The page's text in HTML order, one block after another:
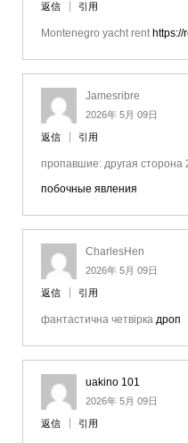
返信 引用
Montenegro yacht rent https://
Jamesribre
2026年 5月 09日
返信 引用
пропавшие: другая сторона
побочные явления
CharlesHen
2026年 5月 09日
返信 引用
фантастична четвірка дроп
uakino 101
2026年 5月 09日
返信 引用